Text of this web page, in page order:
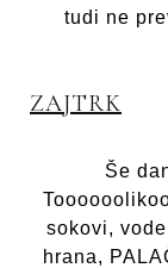
tudi ne
ZAJTRK
Še
sokovi,
hrana,